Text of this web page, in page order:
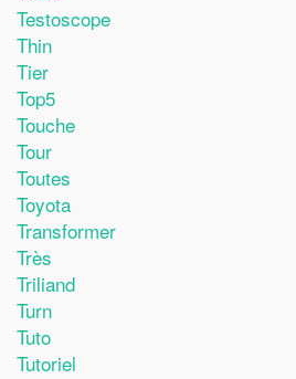
Testoscope
Thin
Tier
Top5
Touche
Tour
Toutes
Toyota
Transformer
Très
Triliand
Turn
Tuto
Tutoriel